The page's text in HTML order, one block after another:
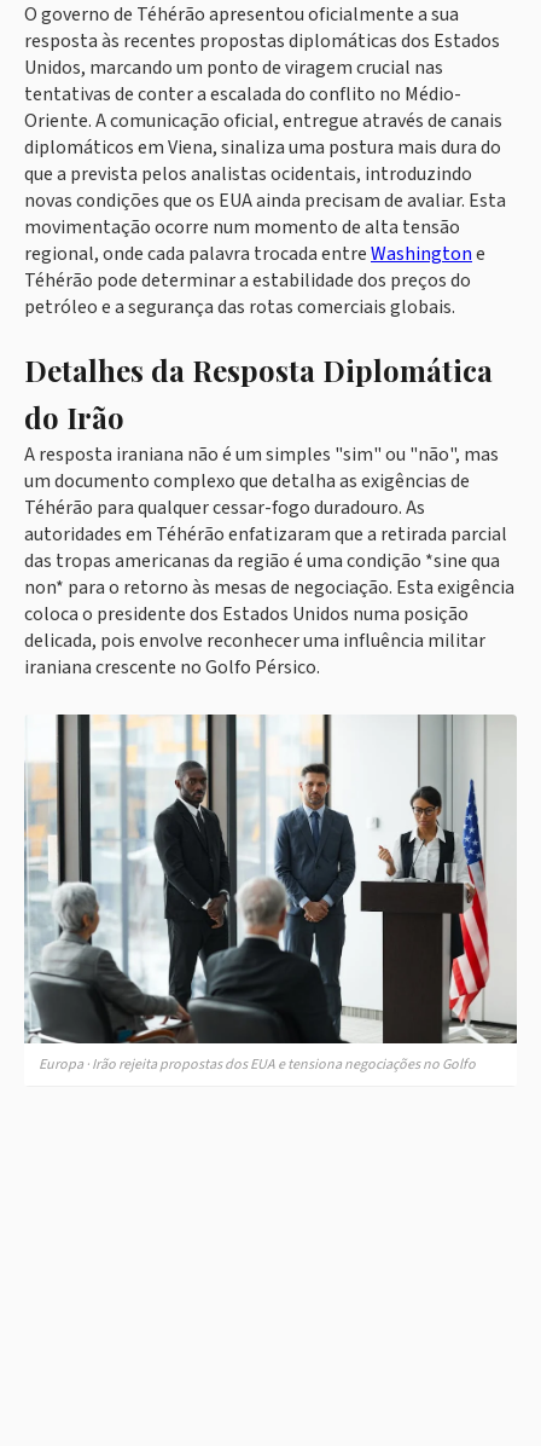
O governo de Téhérão apresentou oficialmente a sua
resposta às recentes propostas diplomáticas dos Estados
Unidos, marcando um ponto de viragem crucial nas
tentativas de conter a escalada do conflito no Médio-
Oriente. A comunicação oficial, entregue através de canais
diplomáticos em Viena, sinaliza uma postura mais dura do
que a prevista pelos analistas ocidentais, introduzindo
novas condições que os EUA ainda precisam de avaliar. Esta
movimentação ocorre num momento de alta tensão
regional, onde cada palavra trocada entreWashingtone
Téhérão pode determinar a estabilidade dos preços do
petróleo e a segurança das rotas comerciais globais.
Detalhes da Resposta Diplomática
do Irão
A resposta iraniana não é um simples "sim" ou "não", mas
um documento complexo que detalha as exigências de
Téhérão para qualquer cessar-fogo duradouro. As
autoridades em Téhérão enfatizaram que a retirada parcial
das tropas americanas da região é uma condição *sine qua
non* para o retorno às mesas de negociação. Esta exigência
coloca o presidente dos Estados Unidos numa posição
delicada, pois envolve reconhecer uma influência militar
iraniana crescente no Golfo Pérsico.
Europa · Irão rejeita propostas dos EUA e tensiona negociações no Golfo